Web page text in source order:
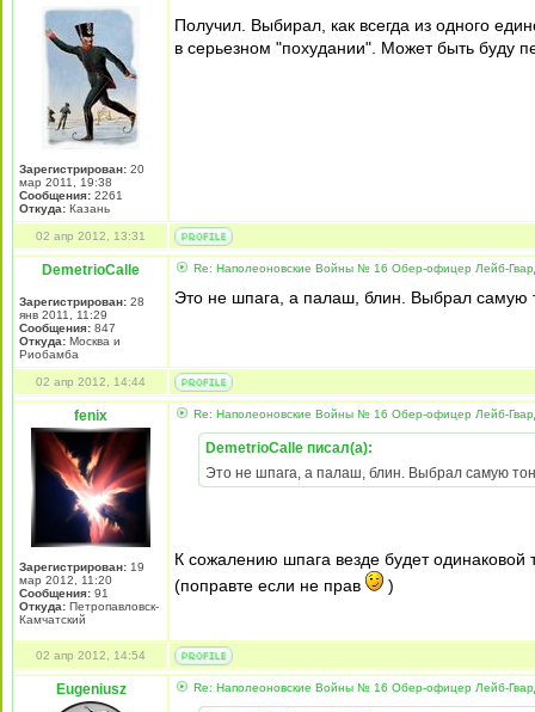
Зарегистрирован: 20
мар 2011, 19:38
Сообщения: 2261
Откуда: Казань
Получил. Выбирал, как всегда из одного
в серьезном "похудании". Может быть буду
02 апр 2012, 13:31
DemetrioCalle
Зарегистрирован: 28
янв 2011, 11:29
Сообщения: 847
Откуда: Москва и
Риобамба
Re: Наполеоновские Войны № 16 Обер-офицер Лейб-
Это не шпага, а палаш, блин. Выбрал самую
02 апр 2012, 14:44
fenix
Зарегистрирован: 19
мар 2012, 11:20
Сообщения: 91
Откуда: Петропавловск-
Камчатский
Re: Наполеоновские Войны № 16 Обер-офицер Лейб-
DemetrioCalle писал(а):
Это не шпага, а палаш, блин. Выбрал самую
К сожалению шпага везде будет
(поправте если не прав
)
02 апр 2012, 14:54
Eugeniusz Re: Наполеоновские Войны № 16 Обер-офицер Лейб-